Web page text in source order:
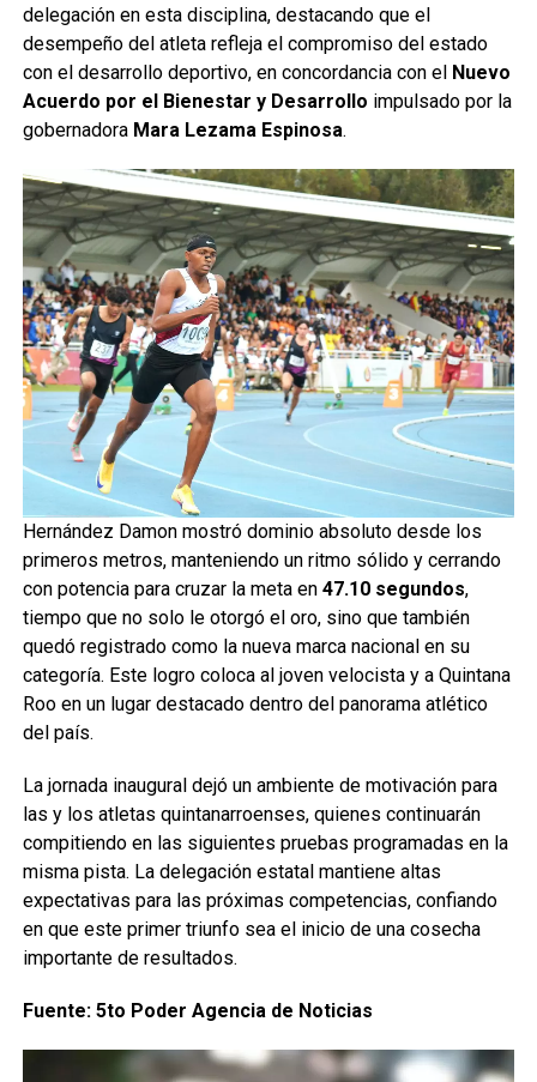
delegación en esta disciplina, destacando que el
desempeño del atleta refleja el compromiso del estado
con el desarrollo deportivo, en concordancia con el Nuevo
Acuerdo por el Bienestar y Desarrollo impulsado por la
gobernadora Mara Lezama Espinosa.
Hernández Damon mostró dominio absoluto desde los
primeros metros, manteniendo un ritmo sólido y cerrando
con potencia para cruzar la meta en 47.10 segundos,
tiempo que no solo le otorgó el oro, sino que también
quedó registrado como la nueva marca nacional en su
categoría. Este logro coloca al joven velocista y a Quintana
Roo en un lugar destacado dentro del panorama atlético
del país.
La jornada inaugural dejó un ambiente de motivación para
las y los atletas quintanarroenses, quienes continuarán
compitiendo en las siguientes pruebas programadas en la
misma pista. La delegación estatal mantiene altas
expectativas para las próximas competencias, confiando
en que este primer triunfo sea el inicio de una cosecha
importante de resultados.
Fuente: 5to Poder Agencia de Noticias